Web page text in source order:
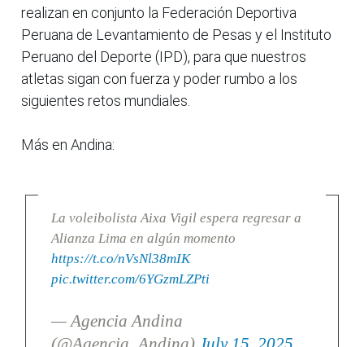
realizan en conjunto la Federación Deportiva
Peruana de Levantamiento de Pesas y el Instituto
Peruano del Deporte (IPD), para que nuestros
atletas sigan con fuerza y poder rumbo a los
siguientes retos mundiales.
Más en Andina:
La voleibolista Aixa Vigil espera regresar a
Alianza Lima en algún momento
https://t.co/nVsNl38mIK
pic.twitter.com/6YGzmLZPti
— Agencia Andina